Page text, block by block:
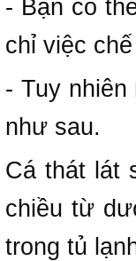
- Bạn có
chỉ việc
- Tuy
như sau.
Cá thát lát
chiều từ
trong tủ